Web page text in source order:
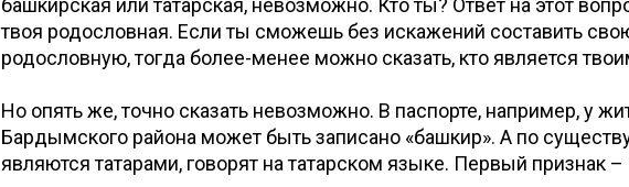
башкирская или татарская, невозможно. Кто ты? Ответ на этот
твоя родословная. Если ты сможешь без искажений составить
родословную, тогда более-менее можно сказать, кто является
Но опять же, точно сказать невозможно. В паспорте, например, у
Бардымского района может быть записано «башкир». А по
являются татарами, говорят на татарском языке. Первый признак